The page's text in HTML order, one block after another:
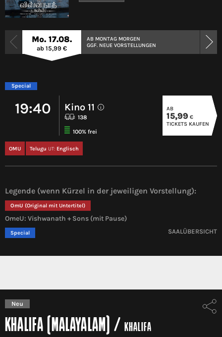
Mo. 17.08.
ab 15,99 €
AB MONTAG MORGEN
GGF. NEUE VORSTELLUNGEN
Special
19:40 Kino 11 i
138
100% frei
OMU Telugu UT: Englisch
AB
15,99 €
TICKETS KAUFEN
Legende (wenn Kürzel in der jeweiligen Vorstellung):
OmU (Original mit Untertitel)
OmeU: Vishwanath + Sons (mit Pause)
Special SAALÜBERSICHT
Neu
KHALIFA (MALAYALAM) / KHALIFA